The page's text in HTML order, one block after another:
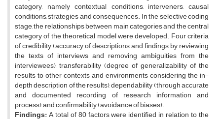
category, namely contextual conditions, interveners, causal
conditions, strategies and consequences. In the selective coding
stage, the relationships between main categories and the central
category of the theoretical model were developed. Four criteria
of credibility (accuracy of descriptions and findings by reviewing
the texts of interviews and removing ambiguities from the
interviewees), transferability (degree of generalizability of the
results to other contexts and environments considering the in-
depth description of the results), dependability (through accurate
and documented recording of research information and
process), and confirmability (avoidance of biases).
Findings:A total of 80 factors were identified in relation to the